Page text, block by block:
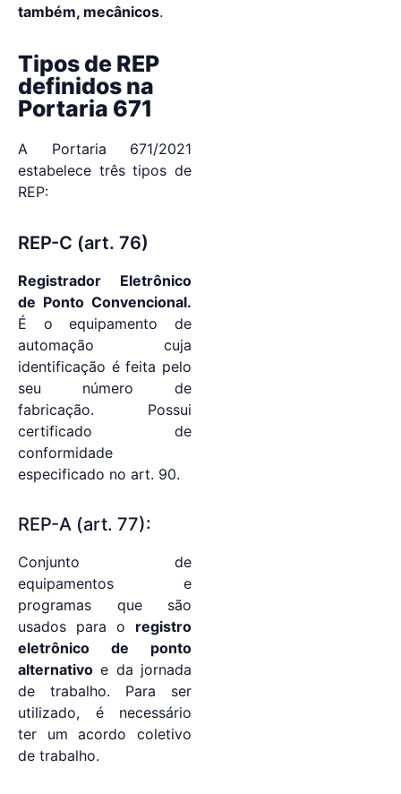
também, mecânicos.
Tipos de REP
definidos na
Portaria 671
A Portaria 671/2021
estabelece três tipos de
REP:
REP-C (art. 76)
Registrador Eletrônico
de Ponto Convencional.
É o equipamento de
automação cuja
identificação é feita pelo
seu número de
fabricação. Possui
certificado de
conformidade
especificado no art. 90.
REP-A (art. 77):
Conjunto de
equipamentos e
programas que são
usados para o registro
eletrônico de ponto
alternativo e da jornada
de trabalho. Para ser
utilizado, é necessário
ter um acordo coletivo
de trabalho.